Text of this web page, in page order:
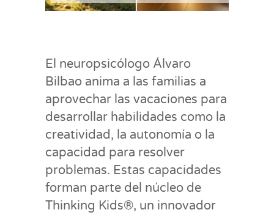
El neuropsicólogo Álvaro
Bilbao anima a las familias a
aprovechar las vacaciones para
desarrollar habilidades como la
creatividad, la autonomía o la
capacidad para resolver
problemas. Estas capacidades
forman parte del núcleo de
Thinking Kids®, un innovador